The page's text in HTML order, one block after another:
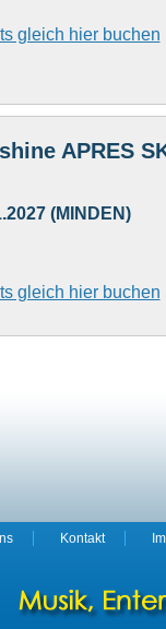
gleich hier buchen
APRES
(MINDEN)
gleich hier buchen
Kontakt